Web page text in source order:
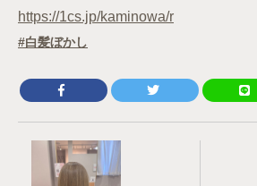
https://1cs.jp/kaminowa/r
白髪ぼかし